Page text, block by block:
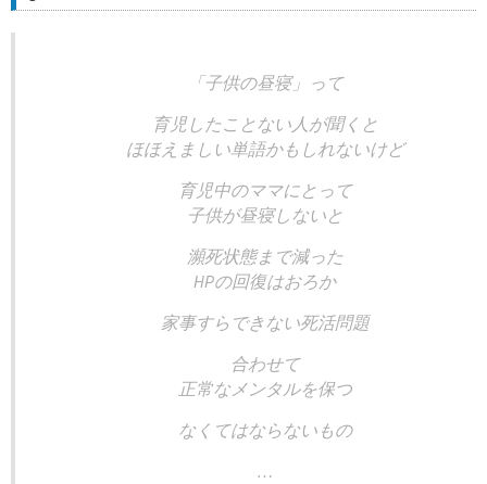
「子供の昼寝」って
育児したことない人が聞くと
ほほえましい単語かもしれないけど
育児中のママにとって
子供が昼寝しないと
瀕死状態まで減った
HPの回復はおろか
家事すらできない死活問題
合わせて
正常なメンタルを保つ
なくてはならないもの
…